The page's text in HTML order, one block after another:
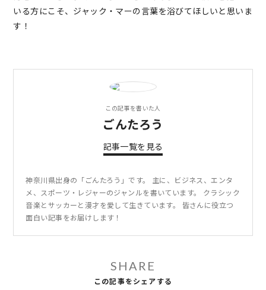
いる方にこそ、ジャック・マーの言葉を浴びてほしいと思いま
す！
この記事を書いた人
ごんたろう
記事一覧を見る
神奈川県出身の「ごんたろう」です。 主に、ビジネス、エンタ
メ、スポーツ・レジャーのジャンルを書いています。 クラシック
音楽とサッカーと漫才を愛して生きています。 皆さんに役立つ
面白い記事をお届けします！
SHARE
この記事をシェアする